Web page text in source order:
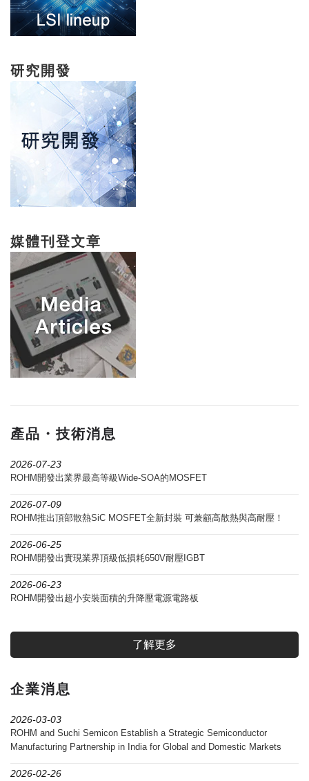
研究開發
媒體刊登文章
產品・技術消息
2026-07-23
ROHM開發出業界最高等級Wide-SOA的MOSFET
2026-07-09
ROHM推出頂部散熱SiC MOSFET全新封裝 可兼顧高散熱與高耐壓！
2026-06-25
ROHM開發出實現業界頂級低損耗650V耐壓IGBT
2026-06-23
ROHM開發出超小安裝面積的升降壓電源電路板
了解更多
企業消息
2026-03-03
ROHM and Suchi Semicon Establish a Strategic Semiconductor
Manufacturing Partnership in India for Global and Domestic Markets
2026-02-26